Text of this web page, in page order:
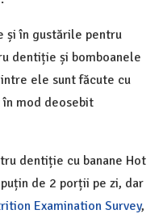
și în gustările pentru
dentiție și bomboanele
ele sunt făcute cu
mod deosebit
dentiție cu banane Hot
de 2 porții pe zi, dar
Examination Survey,